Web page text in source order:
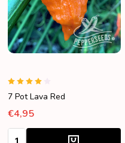
7 Pot Lava Red
€4,95
Aantal: